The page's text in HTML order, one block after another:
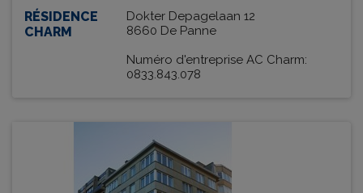
RÉSIDENCE
CHARM
Dokter Depagelaan 12
8660 De Panne
Numéro d'entreprise AC Charm:
0833.843.078